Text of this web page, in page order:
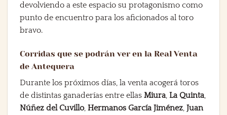
devolviendo a este espacio su protagonismo como
punto de encuentro para los aficionados al toro
bravo.
Corridas que se podrán ver en la Real Venta
de Antequera
Durante los próximos días, la venta acogerá toros
de distintas ganaderías entre ellas Miura, La Quinta,
Núñez del Cuvillo, Hermanos García Jiménez, Juan